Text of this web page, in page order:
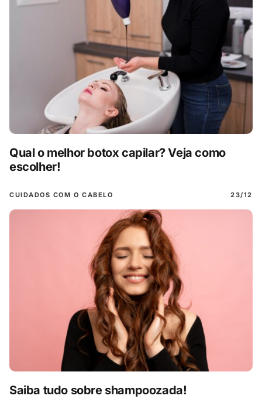
Qual o melhor botox capilar? Veja como
escolher!
CUIDADOS COM O CABELO 23/12
Saiba tudo sobre shampoozada!